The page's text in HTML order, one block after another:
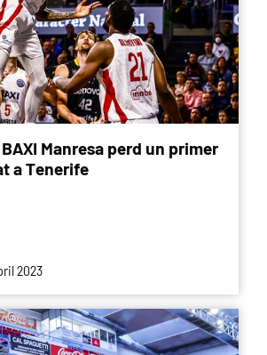
Manresa perd un primer
a Tenerife
2023